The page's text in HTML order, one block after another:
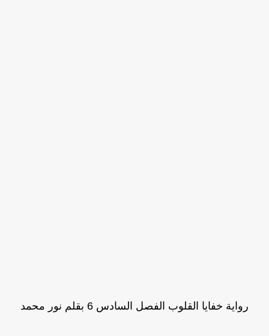
رواية خفايا القلوب الفصل السادس 6 بقلم نور محمد